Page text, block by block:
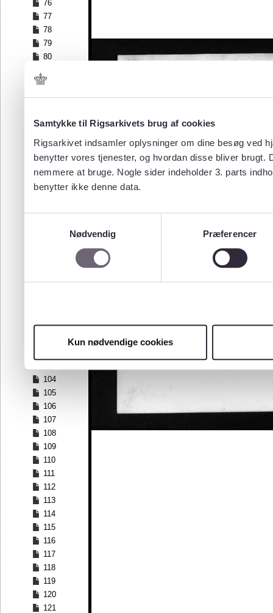
Samtykke til Rigsarkivets brug af cookies
Rigsarkivet indsamler oplysninger om dine besøg ved
benytter vores tjenester, og hvordan disse bliver
nemmere at bruge. Nogle sider indeholder 3. parts
benytter ikke denne data.
Nødvendig
Præferencer
Kun nødvendige cookies
76
77
78
79
80
82
83
85
87
88
89
90
97
100
104
105
106
107
108
109
110
111
112
113
114
115
116
117
118
119
120
121